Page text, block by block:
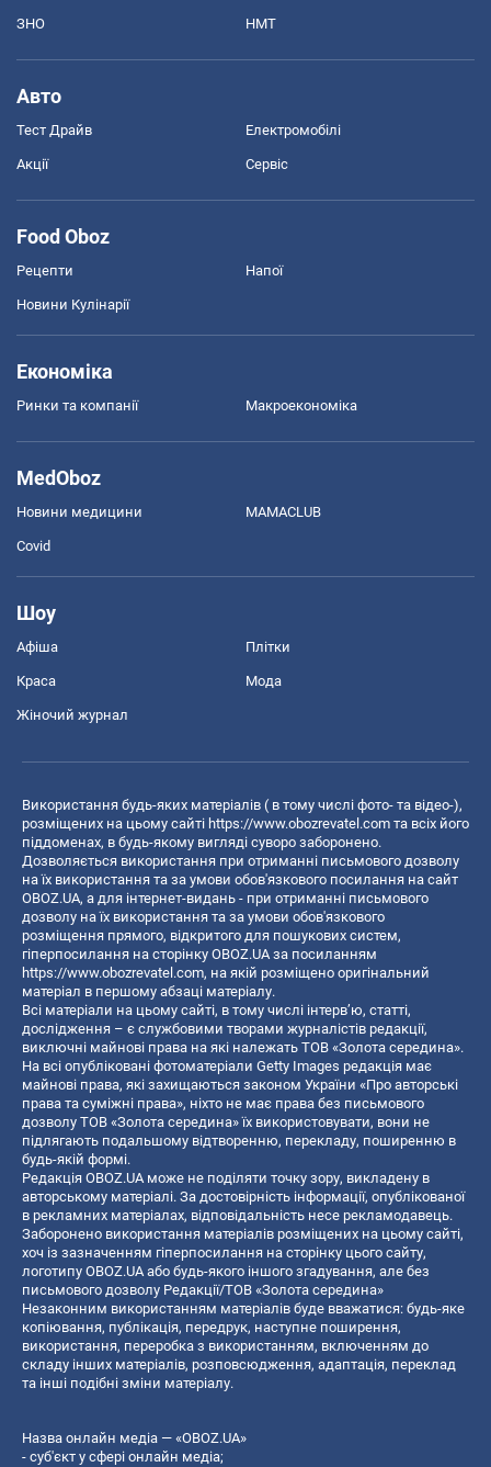
ЗНО НМТ
Авто
Тест Драйв Електромобілі
Акції Сервіс
Food Oboz
Рецепти Напої
Новини Кулінарії
Економіка
Ринки та компанії Макроекономіка
MedOboz
Новини медицини MAMACLUB
Covid
Шоу
Афіша Плітки
Краса Мода
Жіночий журнал
Використання будь-яких матеріалів ( в тому числі фото- та відео-),
розміщених на цьому сайті https://www.obozrevatel.com та всіх його
піддоменах, в будь-якому вигляді суворо заборонено.
Дозволяється використання при отриманні письмового дозволу
на їх використання та за умови обов'язкового посилання на сайт
OBOZ.UA, а для інтернет-видань - при отриманні письмового
дозволу на їх використання та за умови обов'язкового
розміщення прямого, відкритого для пошукових систем,
гіперпосилання на сторінку OBOZ.UA за посиланням
https://www.obozrevatel.com, на якій розміщено оригінальний
матеріал в першому абзаці матеріалу.
Всі матеріали на цьому сайті, в тому числі інтерв’ю, статті,
дослідження – є службовими творами журналістів редакції,
виключні майнові права на які належать ТОВ «Золота середина».
На всі опубліковані фотоматеріали Getty Images редакція має
майнові права, які захищаються законом України «Про авторські
права та суміжні права», ніхто не має права без письмового
дозволу ТОВ «Золота середина» їх використовувати, вони не
підлягають подальшому відтворенню, перекладу, поширенню в
будь-якій формі.
Редакція OBOZ.UA може не поділяти точку зору, викладену в
авторському матеріалі. За достовірність інформації, опублікованої
в рекламних матеріалах, відповідальність несе рекламодавець.
Заборонено використання матеріалів розміщених на цьому сайті,
хоч із зазначенням гіперпосилання на сторінку цього сайту,
логотипу OBOZ.UA або будь-якого іншого згадування, але без
письмового дозволу Редакції/ТОВ «Золота середина»
Незаконним використанням матеріалів буде вважатися: будь-яке
копiювання, публiкацiя, передрук, наступне поширення,
використання, переробка з використанням, включенням до
складу інших матеріалів, розповсюдження, адаптація, переклад
та інші подібні зміни матеріалу.
Назва онлайн медіа — «OBOZ.UA»
- суб'єкт у сфері онлайн медіа;